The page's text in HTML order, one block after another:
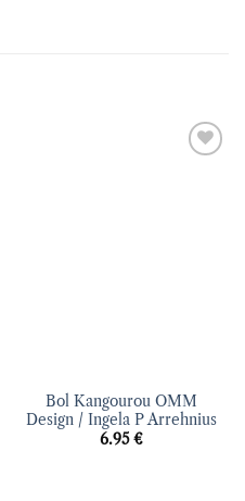
Bol Kangourou OMM
Design / Ingela P Arrehnius
6.95€